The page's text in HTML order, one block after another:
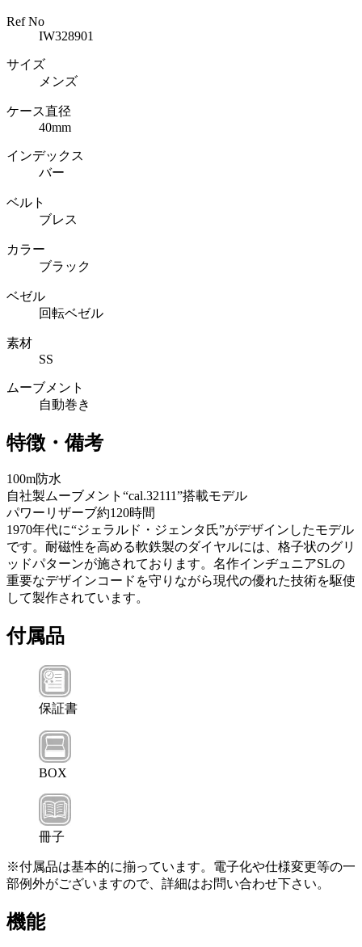
Ref No
IW328901
サイズ
メンズ
ケース直径
40mm
インデックス
バー
ベルト
ブレス
カラー
ブラック
ベゼル
回転ベゼル
素材
SS
ムーブメント
自動巻き
特徴・備考
100m防水
自社製ムーブメント“cal.32111”搭載モデル
パワーリザーブ約120時間
1970年代に“ジェラルド・ジェンタ氏”がデザインしたモデル
です。耐磁性を高める軟鉄製のダイヤルには、格子状のグリ
ッドパターンが施されております。名作インヂュニアSLの
重要なデザインコードを守りながら現代の優れた技術を駆使
して製作されています。
付属品
保証書
BOX
冊子
※付属品は基本的に揃っています。電子化や仕様変更等の一
部例外がございますので、詳細はお問い合わせ下さい。
機能